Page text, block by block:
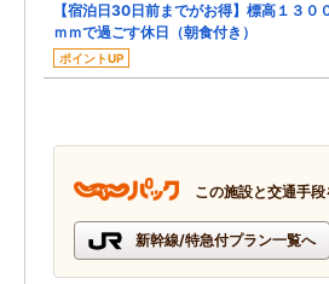
【宿泊日30日前までがお得】標高１３０
ｍｍで過ごす休日（朝食付き）
ポイントUP
この施設と交通手
新幹線/特急付プラン一覧へ